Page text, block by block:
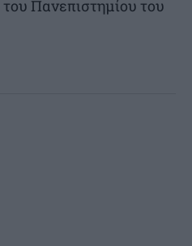
Πανεπιστημίου του